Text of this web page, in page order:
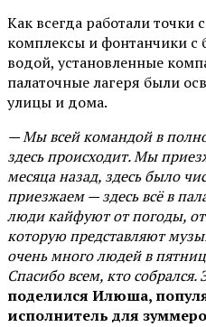
Как всегда работали
комплексы и фонтанчики с
водой, установленные
палаточные лагеря были
улицы и дома.
— Мы всей командой в
здесь происходит. Мы
месяца назад, здесь было
приезжаем — здесь всё в
люди кайфуют от погоды,
которую представляют
очень много людей в
Спасибо всем, кто
поделился Илюша,
исполнитель для